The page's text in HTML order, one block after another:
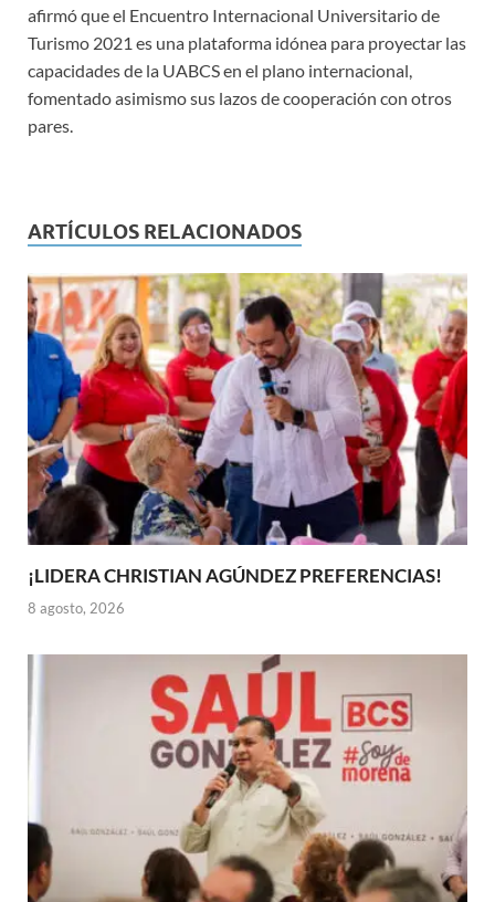
afirmó que el Encuentro Internacional Universitario de
Turismo 2021 es una plataforma idónea para proyectar las
capacidades de la UABCS en el plano internacional,
fomentado asimismo sus lazos de cooperación con otros
pares.
ARTÍCULOS RELACIONADOS
¡LIDERA CHRISTIAN AGÚNDEZ PREFERENCIAS!
8 agosto, 2026